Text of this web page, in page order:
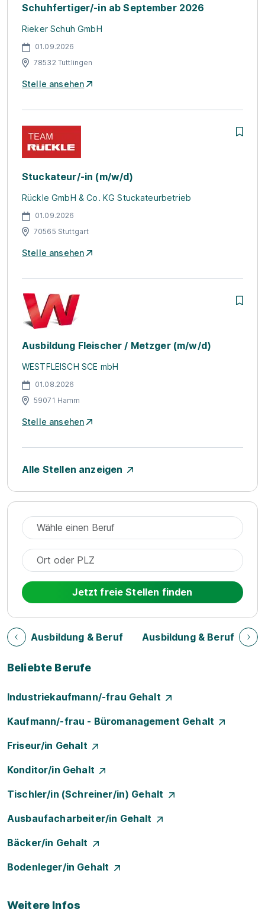
Schuhfertiger/-in ab September 2026
Rieker Schuh GmbH
01.09.2026
78532 Tuttlingen
Stelle ansehen
Stuckateur/-in (m/w/d)
Rückle GmbH & Co. KG Stuckateurbetrieb
01.09.2026
70565 Stuttgart
Stelle ansehen
Ausbildung Fleischer / Metzger (m/w/d)
WESTFLEISCH SCE mbH
01.08.2026
59071 Hamm
Stelle ansehen
Alle Stellen anzeigen
Jetzt freie Stellen finden
Ausbildung & Beruf Ausbildung & Beruf
Beliebte Berufe
Industriekaufmann/-frau Gehalt
Kaufmann/-frau - Büromanagement Gehalt
Friseur/in Gehalt
Konditor/in Gehalt
Tischler/in (Schreiner/in) Gehalt
Ausbaufacharbeiter/in Gehalt
Bäcker/in Gehalt
Bodenleger/in Gehalt
Weitere Infos